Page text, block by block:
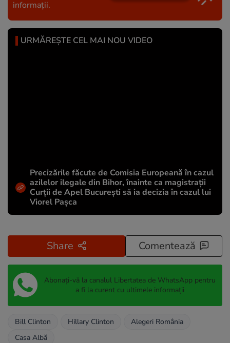
informații.
URMĂREȘTE CEL MAI NOU VIDEO
Precizările făcute de Comisia Europeană în cazul
azilelor ilegale din Bihor, înainte ca magistrații
Curții de Apel București să ia decizia în cazul lui
Viorel Pașca
Share Comentează
Abonați-vă la canalul Libertatea de WhatsApp pentru
a fi la curent cu ultimele informații
Bill Clinton Hillary Clinton
Alegeri România
Casa Albă